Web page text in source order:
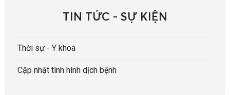
TIN TỨC - SỰ KIỆN
Thời sự - Y khoa
Cập nhật tình hình dịch bệnh